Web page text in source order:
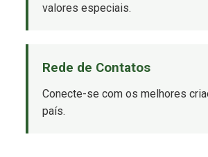
valores especiais.
Rede de Contatos
Conecte-se com os melhores
país.